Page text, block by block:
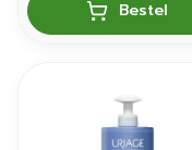
Bestel